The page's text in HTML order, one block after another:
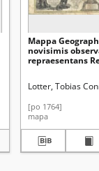
Mappa
novisimis
repraesentans
Lotter, Tobias
[po 1764]
mapa